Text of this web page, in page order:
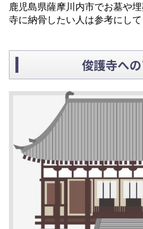
鹿児島県薩摩川内市でお墓や
寺に納骨したい人は参考にして
俊護寺へ